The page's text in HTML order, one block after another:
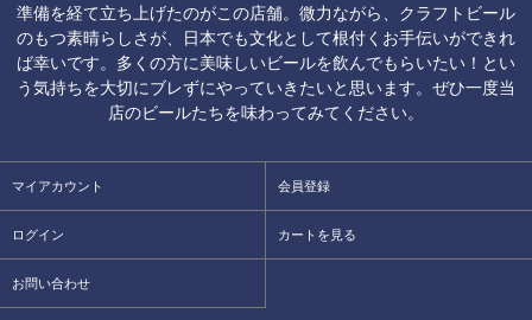
準備を経て立ち上げたのがこの店舗。微力ながら、クラフトビール
のもつ素晴らしさが、日本でも文化として根付くお手伝いができれ
ば幸いです。多くの方に美味しいビールを飲んでもらいたい！とい
う気持ちを大切にブレずにやっていきたいと思います。ぜひ一度当
店のビールたちを味わってみてください。
マイアカウント 会員登録
ログイン カートを見る
お問い合わせ